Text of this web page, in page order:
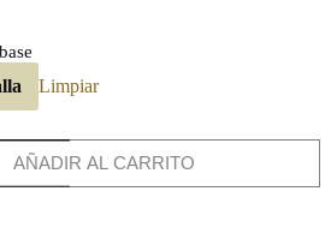
Limpiar
AÑADIR AL CARRITO